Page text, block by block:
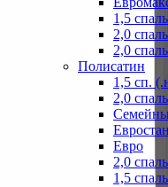
1,5
2,0
2,0
Полисатин
1,5 сп.
2,0
Евро
2,0
1,5